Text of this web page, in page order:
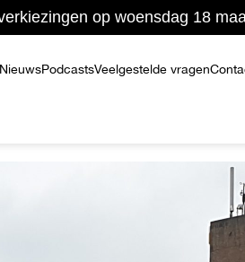
op woensdag 18
NieuwsPodcastsVeelgestelde vragen